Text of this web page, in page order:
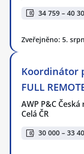
34 759 – 40
Zveřejněno: 5.
Koordinátor
FULL
AWP P&C
Celá ČR
30 000 – 33